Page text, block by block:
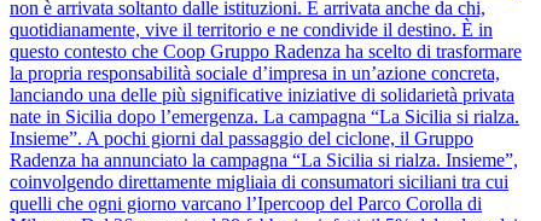
non è arrivata soltanto dalle istituzioni. È arrivata anche da chi,
quotidianamente, vive il territorio e ne condivide il destino. È in
questo contesto che Coop Gruppo Radenza ha scelto di trasformare
la propria responsabilità sociale d’impresa in un’azione concreta,
lanciando una delle più significative iniziative di solidarietà privata
nate in Sicilia dopo l’emergenza. La campagna “La Sicilia si rialza.
Insieme”. A pochi giorni dal passaggio del ciclone, il Gruppo
Radenza ha annunciato la campagna “La Sicilia si rialza. Insieme”,
coinvolgendo direttamente migliaia di consumatori siciliani tra cui
quelli che ogni giorno varcano l’Ipercoop del Parco Corolla di